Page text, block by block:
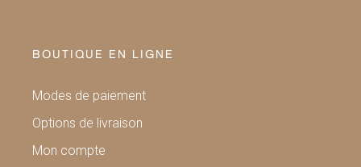
BOUTIQUE EN LIGNE
Modes de paiement
Options de livraison
Mon compte